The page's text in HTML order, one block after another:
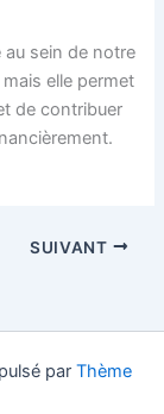
au sein de notre
elle permet
de contribuer
SUIVANT
par Thème